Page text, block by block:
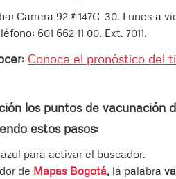
Carrera 92 # 147C-30. Lunes a
601 662 11 00. Ext. 7011.
Conoce el pronóstico del
los puntos de vacunación
estos pasos:
para activar el buscador.
de Mapas Bogotá, la palabra